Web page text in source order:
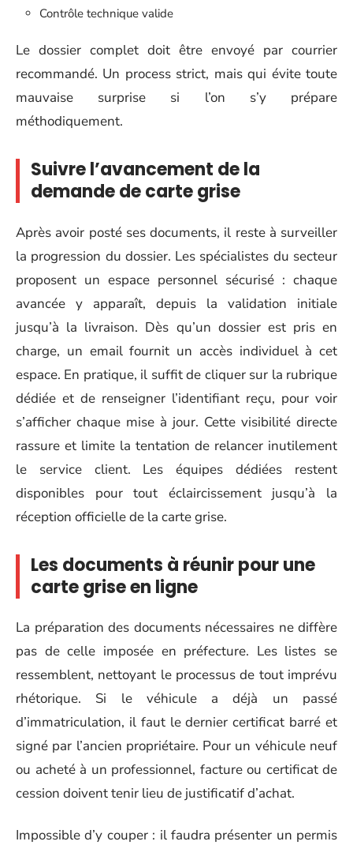
Contrôle technique valide
Le dossier complet doit être envoyé par courrier
recommandé. Un process strict, mais qui évite toute
mauvaise surprise si l’on s’y prépare
méthodiquement.
Suivre l’avancement de la
demande de carte grise
Après avoir posté ses documents, il reste à surveiller
la progression du dossier. Les spécialistes du secteur
proposent un espace personnel sécurisé : chaque
avancée y apparaît, depuis la validation initiale
jusqu’à la livraison. Dès qu’un dossier est pris en
charge, un email fournit un accès individuel à cet
espace. En pratique, il suffit de cliquer sur la rubrique
dédiée et de renseigner l’identifiant reçu, pour voir
s’afficher chaque mise à jour. Cette visibilité directe
rassure et limite la tentation de relancer inutilement
le service client. Les équipes dédiées restent
disponibles pour tout éclaircissement jusqu’à la
réception officielle de la carte grise.
Les documents à réunir pour une
carte grise en ligne
La préparation des documents nécessaires ne diffère
pas de celle imposée en préfecture. Les listes se
ressemblent, nettoyant le processus de tout imprévu
rhétorique. Si le véhicule a déjà un passé
d’immatriculation, il faut le dernier certificat barré et
signé par l’ancien propriétaire. Pour un véhicule neuf
ou acheté à un professionnel, facture ou certificat de
cession doivent tenir lieu de justificatif d’achat.
Impossible d’y couper : il faudra présenter un permis